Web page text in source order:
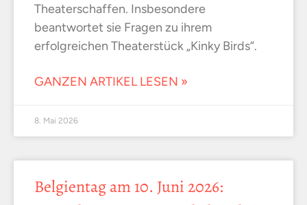
Theaterschaffen. Insbesondere
beantwortet sie Fragen zu ihrem
erfolgreichen Theaterstück „Kinky Birds“.
GANZEN ARTIKEL LESEN »
8. Mai 2026
Belgientag am 10. Juni 2026: